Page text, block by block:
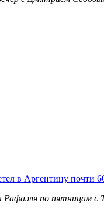
в Аргентину почти
Рафаэля по пятницам с